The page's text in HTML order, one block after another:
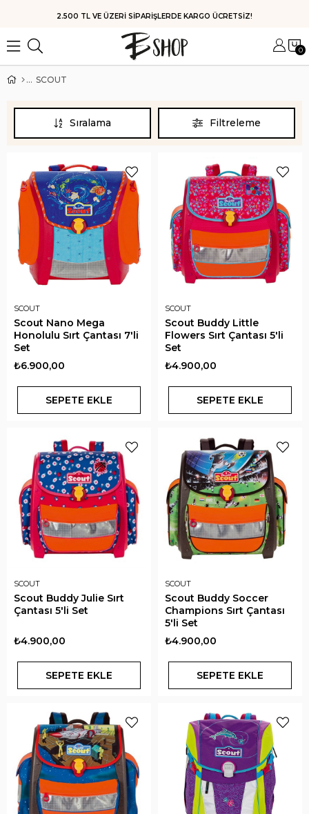
HIZLI KARGO
0
SCOUT
Filtreleme
Sıralama
SCOUT
Scout Nano Mega
Honolulu Sırt Çantası 7'li
Set
₺6.900,00
SEPETE EKLE
SCOUT
Scout Buddy Little
Flowers Sırt Çantası 5'li
Set
₺4.900,00
SEPETE EKLE
SCOUT
Scout Buddy Julie Sırt
Çantası 5'li Set
₺4.900,00
SEPETE EKLE
SCOUT
Scout Buddy Soccer
Champions Sırt Çantası
5'li Set
₺4.900,00
SEPETE EKLE